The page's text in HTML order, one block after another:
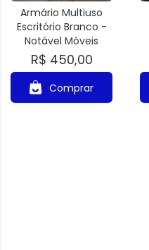
Armário Multiuso
Escritório Branco -
Notável Móveis
R$ 450,00
Comprar